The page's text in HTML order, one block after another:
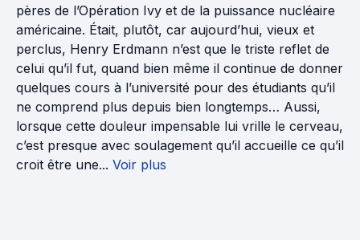
pères de l’Opération Ivy et de la puissance nucléaire
américaine. Était, plutôt, car aujourd’hui, vieux et
perclus, Henry Erdmann n’est que le triste reflet de
celui qu’il fut, quand bien même il continue de donner
quelques cours à l’université pour des étudiants qu’il
ne comprend plus depuis bien longtemps… Aussi,
lorsque cette douleur impensable lui vrille le cerveau,
c’est presque avec soulagement qu’il accueille ce qu’il
croit être une... Voir plus